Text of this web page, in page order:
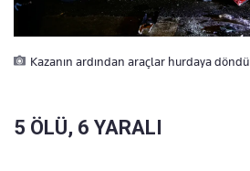
Kazanın ardından araçlar hurdaya döndü
5 ÖLÜ, 6 YARALI